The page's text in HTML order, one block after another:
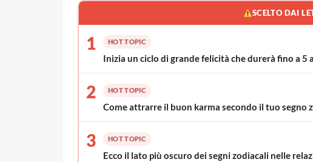
SCELTO DAI
1 HOT TOPIC
Inizia un ciclo di grande felicità che durerà fino a 5
2 HOT TOPIC
Come attrarre il buon karma secondo il tuo segno
3 HOT TOPIC
Ecco il lato più oscuro dei segni zodiacali nelle